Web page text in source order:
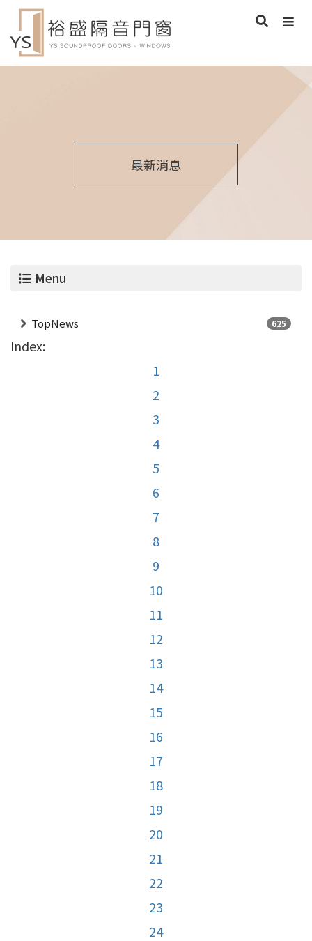
最新消息
Menu
TopNews 625
Index:
1
2
3
4
5
6
7
8
9
10
11
12
13
14
15
16
17
18
19
20
21
22
23
24